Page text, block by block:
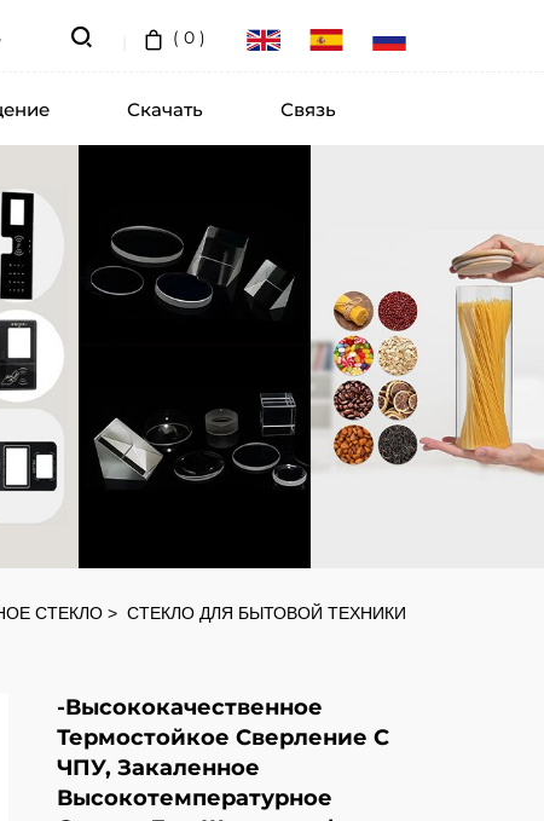
( 0 )
Скачать Связь
СТЕКЛО СТЕКЛО ДЛЯ БЫТОВОЙ ТЕХНИКИ
-Высококачественное
Термостойкое Сверление С
ЧПУ, Закаленное
Высокотемпературное